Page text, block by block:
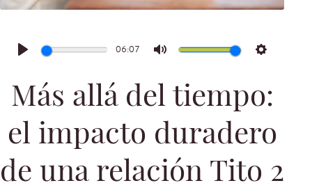
Play
06:07
Mute Settings
Más allá del tiempo:
el impacto duradero
de una relación Tito 2